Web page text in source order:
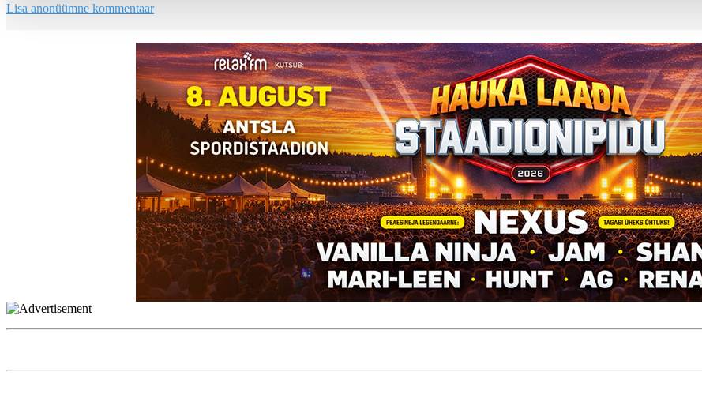
Lisa anonüümne kommentaar